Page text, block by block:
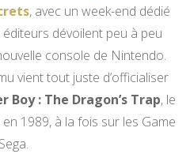
, avec un week-end dédié
dévoilent peu à peu
console de Nintendo.
vient tout juste d’officialiser
Boy : The Dragon’s Trap, le
1989, à la fois sur les Game